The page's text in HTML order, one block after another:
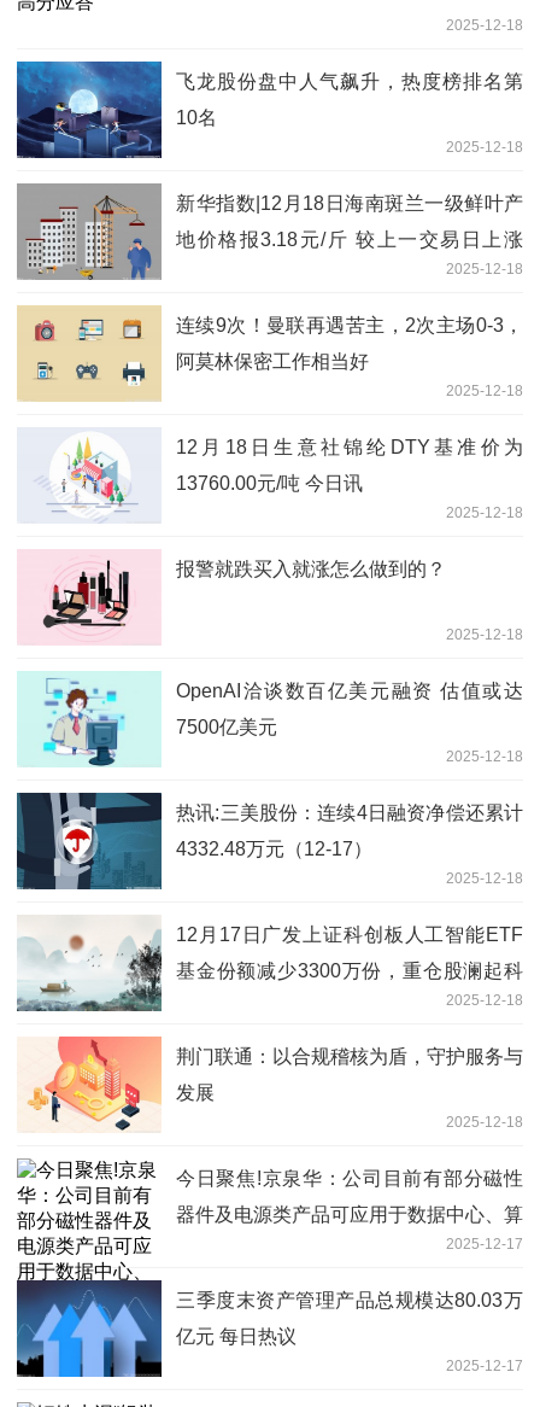
2025-12-18
飞龙股份盘中人气飙升，热度榜排名第
10名
2025-12-18
新华指数|12月18日海南斑兰一级鲜叶产
地价格报3.18元/斤 较上一交易日上涨
2025-12-18
连续9次！曼联再遇苦主，2次主场0-3，
阿莫林保密工作相当好
2025-12-18
12月18日生意社锦纶DTY基准价为
13760.00元/吨 今日讯
2025-12-18
报警就跌买入就涨怎么做到的？
2025-12-18
OpenAI洽谈数百亿美元融资 估值或达
7500亿美元
2025-12-18
热讯:三美股份：连续4日融资净偿还累计
4332.48万元（12-17）
2025-12-18
12月17日广发上证科创板人工智能ETF
基金份额减少3300万份，重仓股澜起科
2025-12-18
荆门联通：以合规稽核为盾，守护服务与
发展
2025-12-18
今日聚焦!京泉华：公司目前有部分磁性
器件及电源类产品可应用于数据中心、算
2025-12-17
三季度末资产管理产品总规模达80.03万
亿元 每日热议
2025-12-17